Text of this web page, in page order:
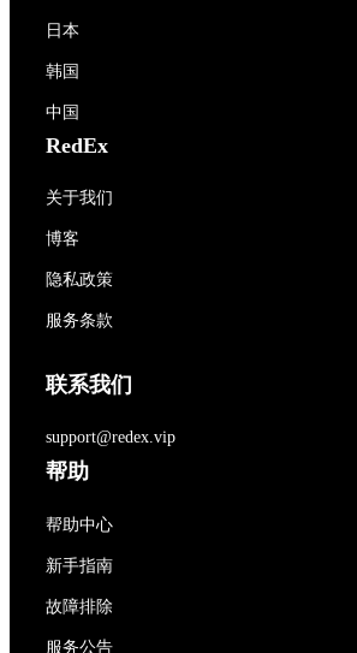
日本
韩国
中国
RedEx
关于我们
博客
隐私政策
服务条款
联系我们
support@redex.vip
帮助
帮助中心
新手指南
故障排除
服务公告